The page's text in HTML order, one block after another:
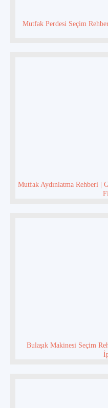
Mutfak Perdesi Seçim
Mutfak Aydınlatma Rehberi |
Bulaşık Makinesi Seçim